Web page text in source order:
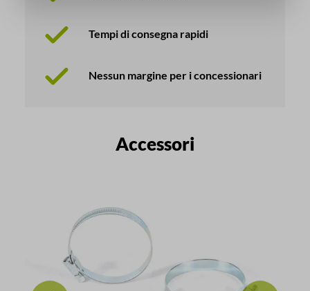
Tempi di consegna rapidi
Nessun margine per i concessionari
Accessori